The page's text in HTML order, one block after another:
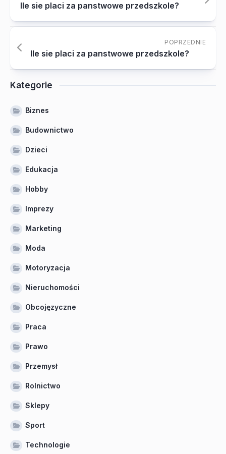
Ile sie placi za panstwowe przedszkole?
POPRZEDNIE
Ile sie placi za panstwowe przedszkole?
Kategorie
Biznes
Budownictwo
Dzieci
Edukacja
Hobby
Imprezy
Marketing
Moda
Motoryzacja
Nieruchomości
Obcojęzyczne
Praca
Prawo
Przemysł
Rolnictwo
Sklepy
Sport
Technologie